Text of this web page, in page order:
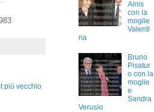
più vecchio
Ainis
con la
moglie
Valenti
na
Bruno
Pisatur
o con la
moglie
e
Sandra
Verusio